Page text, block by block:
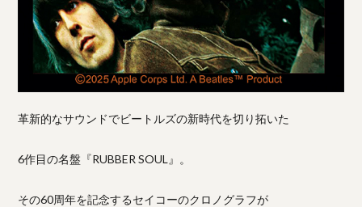
革新的なサウンドでビートルズの新時代を切り拓いた
6作目の名盤『RUBBER SOUL』。
その60周年を記念するセイコーのクロノグラフが